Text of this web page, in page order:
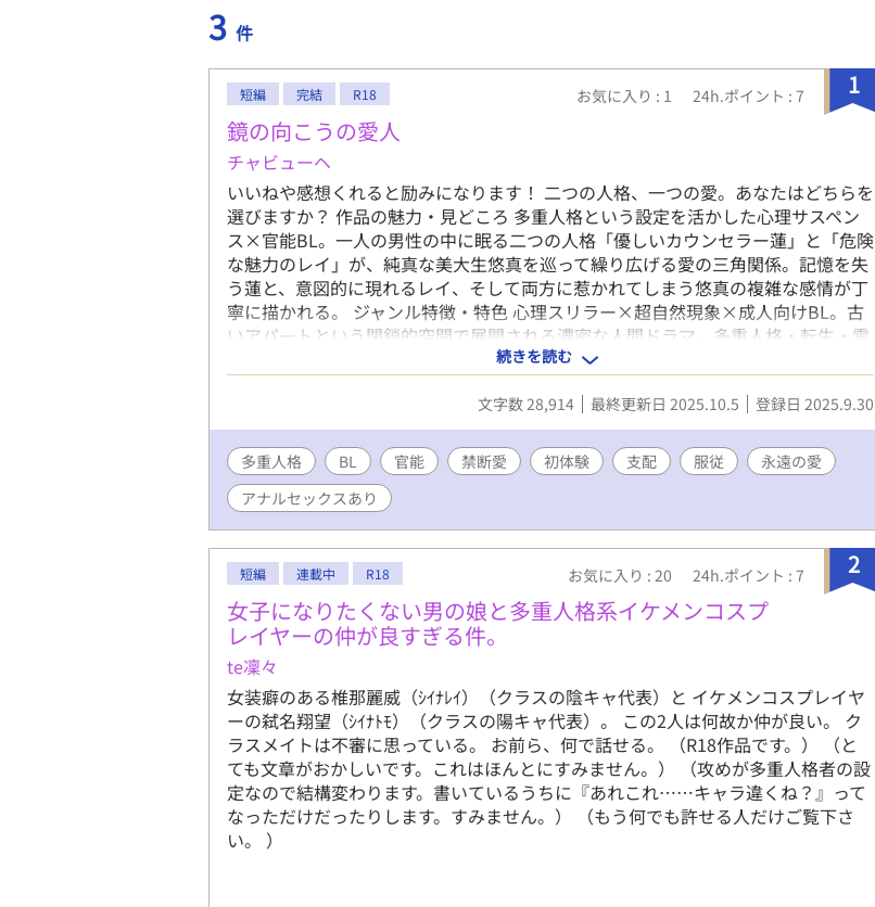
3 件
1
短編 完結 R18 お気に入り : 1 24h.ポイント : 7
鏡の向こうの愛人
チャビューヘ
いいねや感想くれると励みになります！ 二つの人格、一つの愛。あなたはどちらを
選びますか？ 作品の魅力・見どころ 多重人格という設定を活かした心理サスペン
ス×官能BL。一人の男性の中に眠る二つの人格「優しいカウンセラー蓮」と「危険
な魅力のレイ」が、純真な美大生悠真を巡って繰り広げる愛の三角関係。記憶を失
う蓮と、意図的に現れるレイ、そして両方に惹かれてしまう悠真の複雑な感情が丁
寧に描かれる。 ジャンル特徴・特色 心理スリラー×超自然現象×成人向けBL。古
いアパートという閉鎖的空間で展開される濃密な人間ドラマ。多重人格・転生・霊
的存在という重層的な設定により、現実と幻想の境界が曖昧になる幻想的世界観。
段階的にエスカレートする官能描写と、深い心理描写の絶妙なバランス。 主要登場
人物 櫻井蓮（24歳）：穏やかで慈悲深い心理カウンセラー。記憶の欠落に悩む。
レイ：蓮の別人格。カリスマ性があり官能的だが支配的。実は蓮の双子の兄で10歳
で死去。 高橋悠真（21歳）：純真で感受性豊かな美大生。家族問題を抱え蓮にカ
ウンセリングを依頼。 ストーリー展開 取り壊し予定の古いアパートで始まる深夜
のカウンセリング。記憶を失う蓮と、その間に現れる謎の人格レイ。悠真は両方の
人格に惹かれながらも、次第に隠された真実に近づいていく。過去の犠牲者たちの
霊、悠真の前世の記憶、そして究極の愛の選択へ。 読者が期待できる要素 多様な
官能シーン（初体験・人格交代・超自然的背景）、複雑な心理描写、ミステリー要
素、超自然現象、禁断愛、破滅的美学、感動的なクライマックス。 独自性・セール
スポイント 多重人格×霊的存在×転生という三重の設定による前例のない複雑さ。
心理学的リアリティと超自然的幻想の融合。破滅エンドでありながら美しい希望で
締めくくられる構成。読者の感情と身体の両方に訴える高品質な官能描写。
続きを読む
文字数 28,914 最終更新日 2025.10.5 登録日 2025.9.30
多重人格 BL 官能 禁断愛 初体験 支配 服従
永遠の愛
アナルセックスあり
2
短編 連載中 R18 お気に入り : 20 24h.ポイント : 7
女子になりたくない男の娘と多重人格系イケメンコスプ
レイヤーの仲が良すぎる件。
te凜々
女装癖のある椎那麗威（ｼｲﾅﾚｲ）（クラスの陰キャ代表）と イケメンコスプレイヤ
ーの弑名翔望（ｼｲﾅﾄﾓ）（クラスの陽キャ代表）。 この2人は何故か仲が良い。 ク
ラスメイトは不審に思っている。 お前ら、何で話せる。 （R18作品です。） （と
ても文章がおかしいです。これはほんとにすみません。） （攻めが多重人格者の設
定なので結構変わります。書いているうちに『あれこれ……キャラ違くね？』って
なっただけだったりします。すみません。） （もう何でも許せる人だけご覧下さ
い。 ）